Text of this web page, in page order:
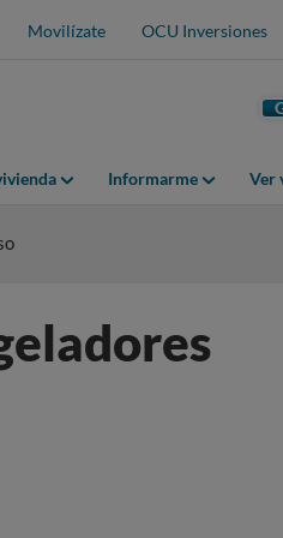
Movilízate OCU Inversiones
Informarme Ver